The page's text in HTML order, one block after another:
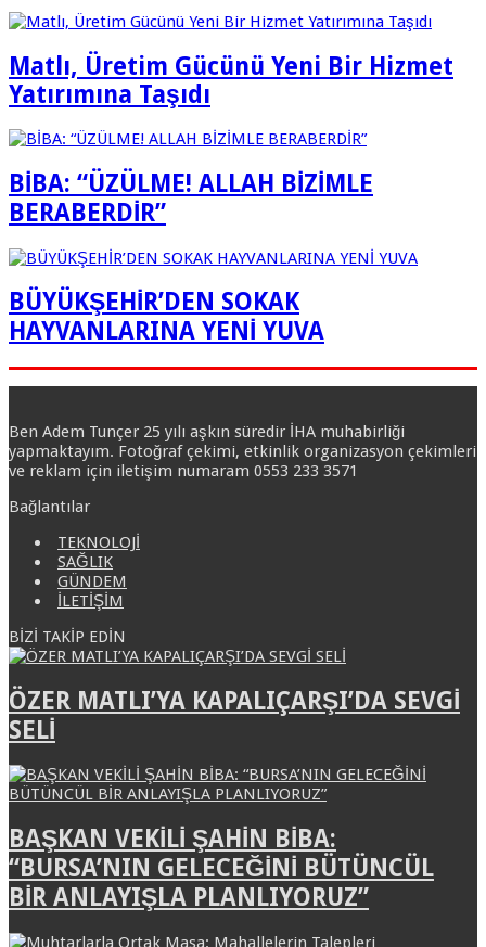
Matlı, Üretim Gücünü Yeni Bir Hizmet
Yatırımına Taşıdı
BİBA: “ÜZÜLME! ALLAH BİZİMLE
BERABERDİR”
BÜYÜKŞEHİR’DEN SOKAK
HAYVANLARINA YENİ YUVA
Ben Adem Tunçer 25 yılı aşkın süredir İHA muhabirliği
yapmaktayım. Fotoğraf çekimi, etkinlik organizasyon çekimleri
ve reklam için iletişim numaram 0553 233 3571
Bağlantılar
TEKNOLOJİ
SAĞLIK
GÜNDEM
İLETİŞİM
BİZİ TAKİP EDİN
ÖZER MATLI’YA KAPALIÇARŞI’DA SEVGİ
SELİ
BAŞKAN VEKİLİ ŞAHİN BİBA:
“BURSA’NIN GELECEĞİNİ BÜTÜNCÜL
BİR ANLAYIŞLA PLANLIYORUZ”